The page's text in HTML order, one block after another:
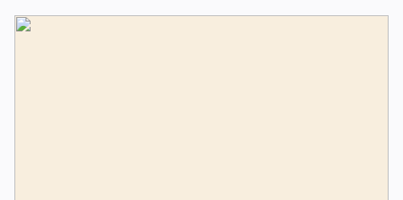
Trends, Coffee & Beverage Trends, Education Trends,
Health & Wellness Trends, E-Commerce Trends,